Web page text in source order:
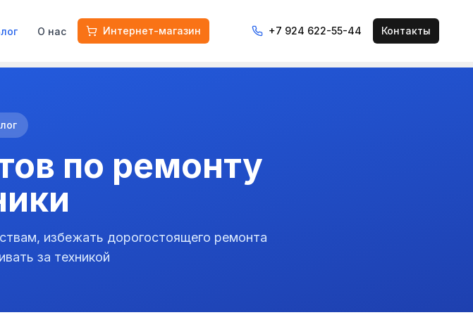
О нас Интернет-магазин +7 924 622-55-44 Контакты
по ремонту
избежать дорогостоящего ремонта
за техникой